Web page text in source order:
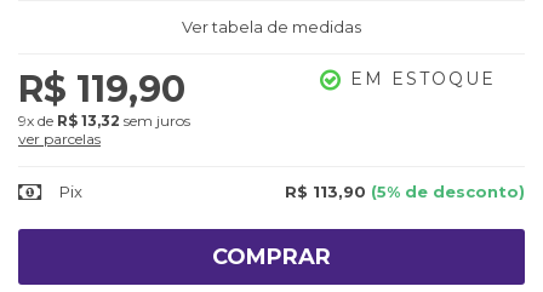
Ver tabela de medidas
R$ 119,90
9x de R$ 13,32 sem juros
ver parcelas
EM ESTOQUE
Pix R$ 113,90 (5% de desconto)
COMPRAR